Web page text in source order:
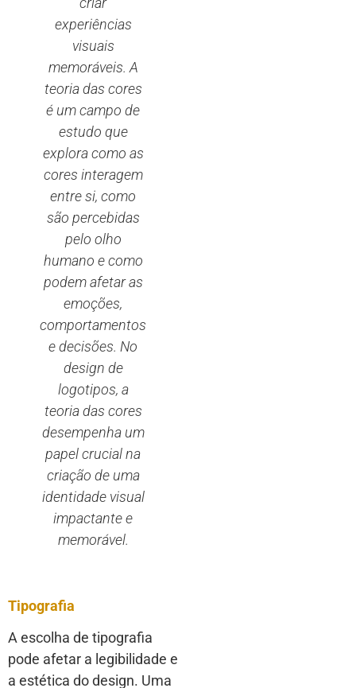
experiências
visuais
memoráveis. A
teoria das cores
é um campo de
estudo que
explora como as
cores interagem
entre si, como
são percebidas
pelo olho
humano e como
podem afetar as
emoções,
comportamentos
e decisões. No
design de
logotipos, a
teoria das cores
desempenha um
papel crucial na
criação de uma
identidade visual
impactante e
memorável.
Tipografia
A escolha de tipografia
pode afetar a legibilidade e
a estética do design. Uma